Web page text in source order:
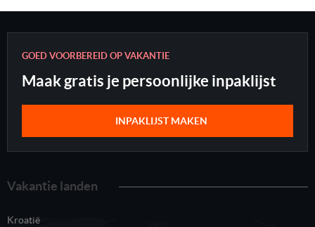
GOED VOORBEREID OP VAKANTIE
Maak gratis je persoonlijke inpaklijst
INPAKLIJST MAKEN
Vakantie landen
Kroatië